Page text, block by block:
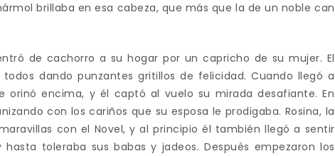
brillaba en esa cabeza, que más que la de un noble can
de cachorro a su hogar por un capricho de su mujer. El
dando punzantes gritillos de felicidad. Cuando llegó a
orinó encima, y él captó al vuelo su mirada desafiante. En
con los cariños que su esposa le prodigaba. Rosina, la
con el Novel, y al principio él también llegó a sentir
toleraba sus babas y jadeos. Después empezaron los